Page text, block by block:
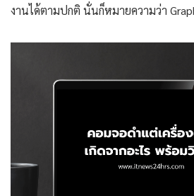
งานได้ตามปกติ นั่นก็หมายความว่า